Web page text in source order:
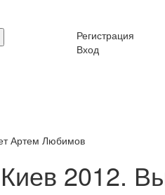
Регистрация
Вход
Артем Любимов
2012.